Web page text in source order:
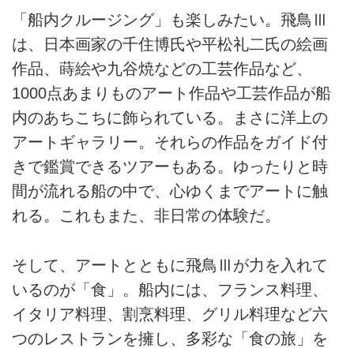
「船内クルージング」も楽しみたい。飛鳥Ⅲ
は、日本画家の千住博氏や平松礼二氏の絵画
作品、蒔絵や九谷焼などの工芸作品など、
1000点あまりものアート作品や工芸作品が船
内のあちこちに飾られている。まさに洋上の
アートギャラリー。それらの作品をガイド付
きで鑑賞できるツアーもある。ゆったりと時
間が流れる船の中で、心ゆくまでアートに触
れる。これもまた、非日常の体験だ。
そして、アートとともに飛鳥Ⅲが力を入れて
いるのが「食」。船内には、フランス料理、
イタリア料理、割烹料理、グリル料理など六
つのレストランを擁し、多彩な「食の旅」を